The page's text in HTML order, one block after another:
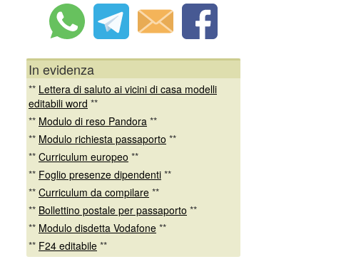
In evidenza
** Lettera di saluto ai vicini di casa modelli
editabili word **
** Modulo di reso Pandora **
** Modulo richiesta passaporto **
** Curriculum europeo **
** Foglio presenze dipendenti **
** Curriculum da compilare **
** Bollettino postale per passaporto **
** Modulo disdetta Vodafone **
** F24 editabile **